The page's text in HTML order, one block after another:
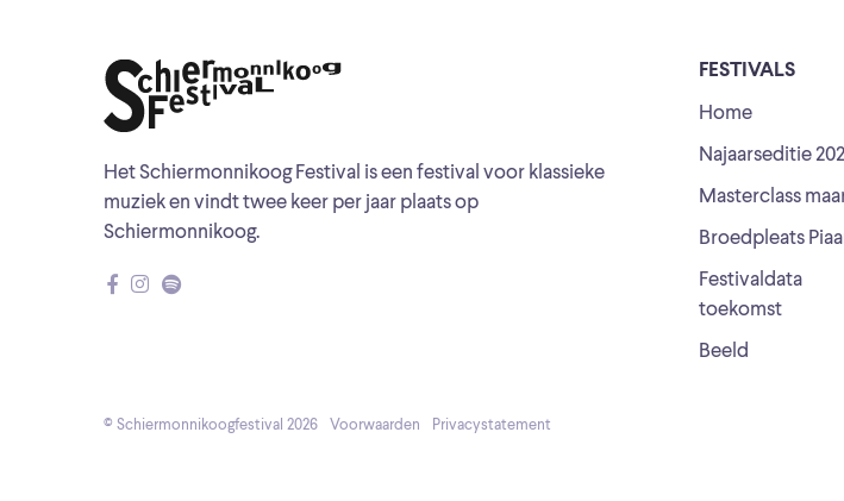
Het Schiermonnikoog Festival is een festival voor klassieke
muziek en vindt twee keer per jaar plaats op
Schiermonnikoog.
FESTIVALS
Home
Najaarseditie
Masterclass
Broedpleats
Festivaldata
toekomst
Beeld
© Schiermonnikoogfestival 2026 Voorwaarden Privacystatement